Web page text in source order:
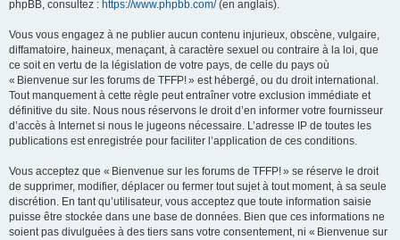
phpBB, consultez : https://www.phpbb.com/(en anglais).
Vous vous engagez à ne publier aucun contenu injurieux, obscène, vulgaire,
diffamatoire, haineux, menaçant, à caractère sexuel ou contraire à la loi, que
ce soit en vertu de la législation de votre pays, de celle du pays où
« Bienvenue sur les forums de TFFP! » est hébergé, ou du droit international.
Tout manquement à cette règle peut entraîner votre exclusion immédiate et
définitive du site. Nous nous réservons le droit d’en informer votre fournisseur
d’accès à Internet si nous le jugeons nécessaire. L’adresse IP de toutes les
publications est enregistrée pour faciliter l’application de ces conditions.
Vous acceptez que « Bienvenue sur les forums de TFFP! » se réserve le droit
de supprimer, modifier, déplacer ou fermer tout sujet à tout moment, à sa seule
discrétion. En tant qu’utilisateur, vous acceptez que toute information saisie
puisse être stockée dans une base de données. Bien que ces informations ne
soient pas divulguées à des tiers sans votre consentement, ni « Bienvenue sur